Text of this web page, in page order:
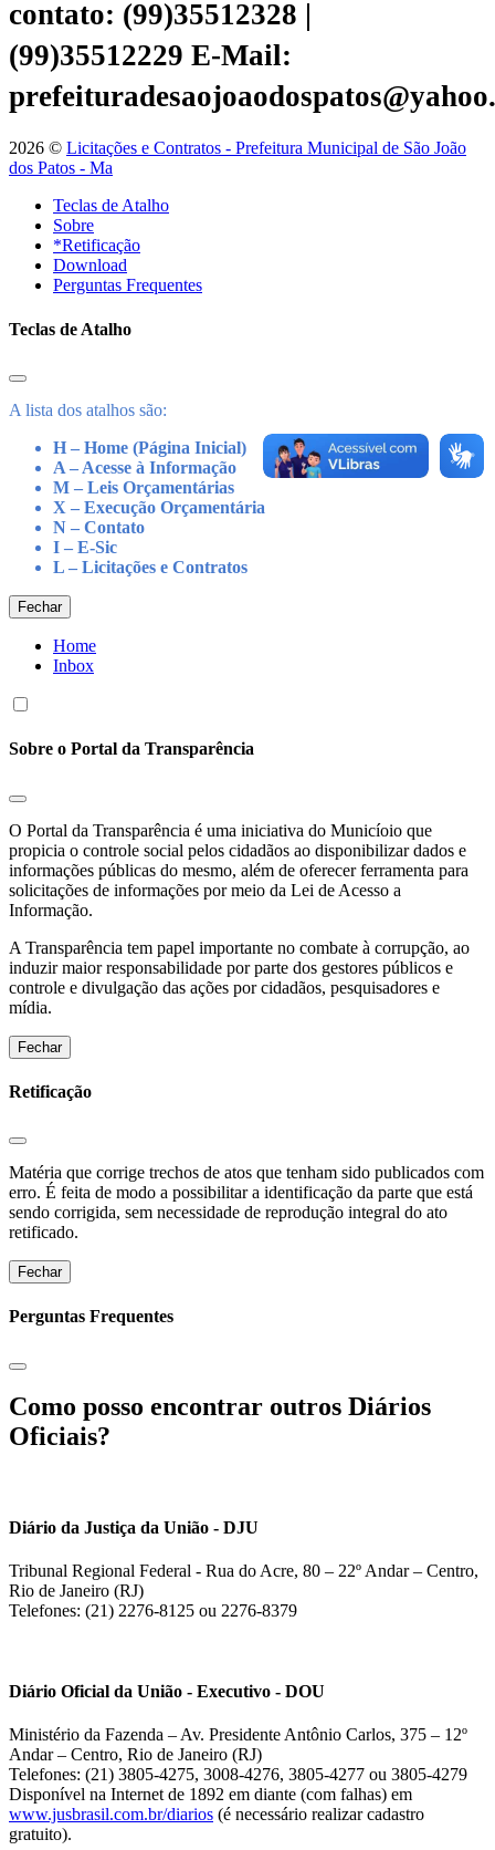
contato: (99)35512328 |
(99)35512229 E-Mail:
2026 © Licitações e Contratos - Prefeitura Municipal de São João
dos Patos - Ma
Teclas de Atalho
Sobre
*Retificação
Download
Perguntas Frequentes
Teclas de Atalho
A lista dos atalhos são:
H – Home (Página Inicial)
A – Acesse à Informação
M – Leis Orçamentárias
X – Execução Orçamentária
N – Contato
I – E-Sic
L – Licitações e Contratos
Fechar
Home
Inbox
Sobre o Portal da Transparência
O Portal da Transparência é uma iniciativa do Municíoio que
propicia o controle social pelos cidadãos ao disponibilizar dados e
informações públicas do mesmo, além de oferecer ferramenta para
solicitações de informações por meio da Lei de Acesso a
Informação.
A Transparência tem papel importante no combate à corrupção, ao
induzir maior responsabilidade por parte dos gestores públicos e
controle e divulgação das ações por cidadãos, pesquisadores e
mídia.
Fechar
Retificação
Matéria que corrige trechos de atos que tenham sido publicados com
erro. É feita de modo a possibilitar a identificação da parte que está
sendo corrigida, sem necessidade de reprodução integral do ato
retificado.
Fechar
Perguntas Frequentes
Como posso encontrar outros Diários
Oficiais?
Diário da Justiça da União - DJU
Tribunal Regional Federal - Rua do Acre, 80 – 22º Andar – Centro,
Rio de Janeiro (RJ)
Telefones: (21) 2276-8125 ou 2276-8379
Diário Oficial da União - Executivo - DOU
Ministério da Fazenda – Av. Presidente Antônio Carlos, 375 – 12º
Andar – Centro, Rio de Janeiro (RJ)
Telefones: (21) 3805-4275, 3008-4276, 3805-4277 ou 3805-4279
Disponível na Internet de 1892 em diante (com falhas) em
www.jusbrasil.com.br/diarios (é necessário realizar cadastro
gratuito).